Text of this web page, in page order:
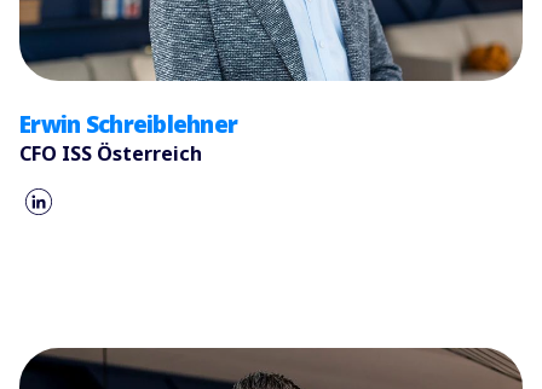
Erwin Schreiblehner​
CFO ISS Österreich